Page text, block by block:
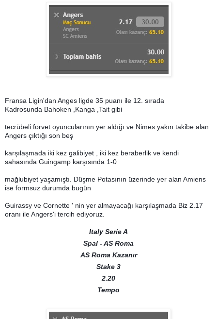
Fransa Ligin'dan Anges ligde 35 puanı ile 12. sırada
Kadrosunda Bahoken ,Kanga ,Tait gibi
tecrübeli forvet oyuncularının yer aldığı ve Nimes yakın takibe alan
Angers çıktığı son beş
karşılaşmada iki kez galibiyet , iki kez beraberlik ve kendi
sahasında Guingamp karşısında 1-0
mağlubiyet yaşamıştı. Düşme Potasının üzerinde yer alan Amiens
ise formsuz durumda bugün
Guirassy ve Cornette ' nin yer almayacağı karşılaşmada Biz 2.17
oranı ile Angers'i tercih ediyoruz.
Italy Serie A
Spal - AS Roma
AS Roma Kazanır
Stake 3
2.20
Tempo